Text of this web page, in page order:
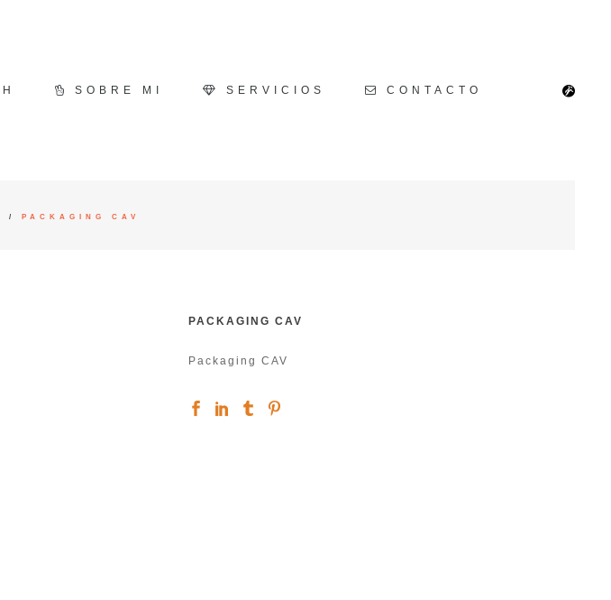
H SOBRE MI SERVICIOS CONTACTO
/ PACKAGING CAV
PACKAGING CAV
Packaging CAV